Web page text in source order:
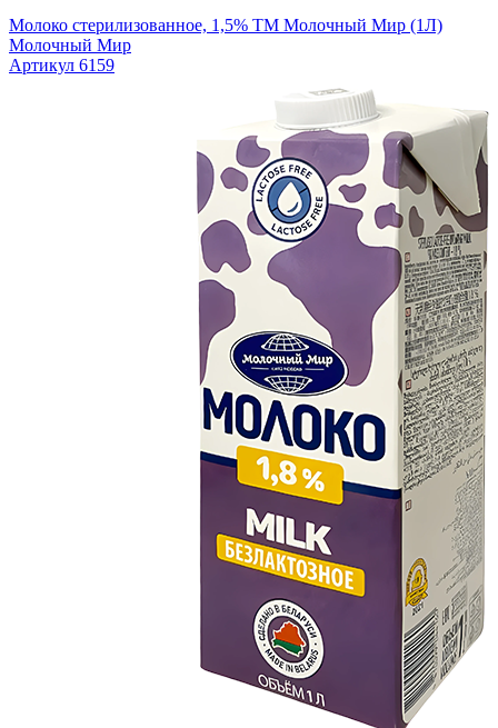
Молоко стерилизованное, 1,5% ТМ Молочный Мир (1Л)
Молочный Мир
Артикул 6159